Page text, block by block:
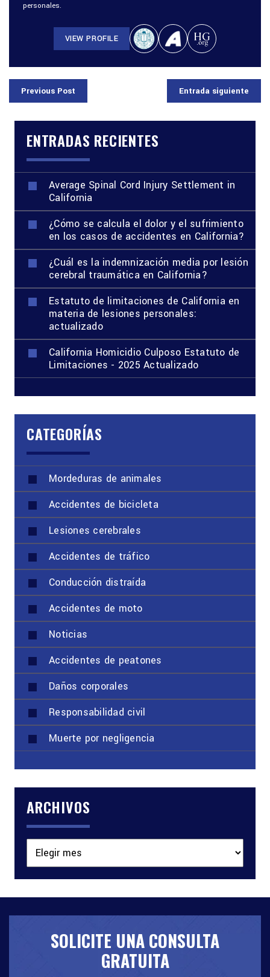
personales.
VIEW PROFILE
Previous Post Entrada siguiente
ENTRADAS RECIENTES
Average Spinal Cord Injury Settlement in
California
¿Cómo se calcula el dolor y el sufrimiento
en los casos de accidentes en California?
¿Cuál es la indemnización media por lesión
cerebral traumática en California?
Estatuto de limitaciones de California en
materia de lesiones personales:
actualizado
California Homicidio Culposo Estatuto de
Limitaciones - 2025 Actualizado
CATEGORÍAS
Mordeduras de animales
Accidentes de bicicleta
Lesiones cerebrales
Accidentes de tráfico
Conducción distraída
Accidentes de moto
Noticias
Accidentes de peatones
Daños corporales
Responsabilidad civil
Muerte por negligencia
ARCHIVOS
SOLICITE UNA CONSULTA
GRATUITA